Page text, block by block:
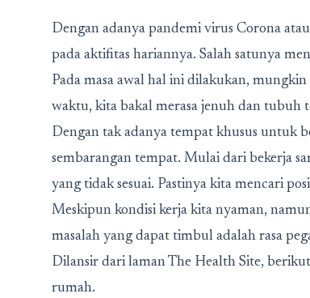
Dengan adanya pandemi virus Corona
pada aktifitas hariannya. Salah satunya
Pada masa awal hal ini dilakukan,
waktu, kita bakal merasa jenuh dan tubuh
Dengan tak adanya tempat khusus untuk
sembarangan tempat. Mulai dari bekerja
yang tidak sesuai. Pastinya kita mencari
Meskipun kondisi kerja kita nyaman,
masalah yang dapat timbul adalah rasa
Dilansir dari laman The Health Site,
rumah.